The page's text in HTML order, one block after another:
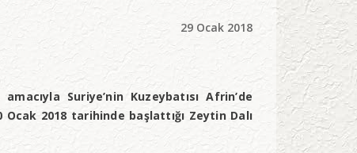
29 Ocak 2018
Suriye’nin Kuzeybatısı Afrin’de
2018 tarihinde başlattığı Zeytin Dalı